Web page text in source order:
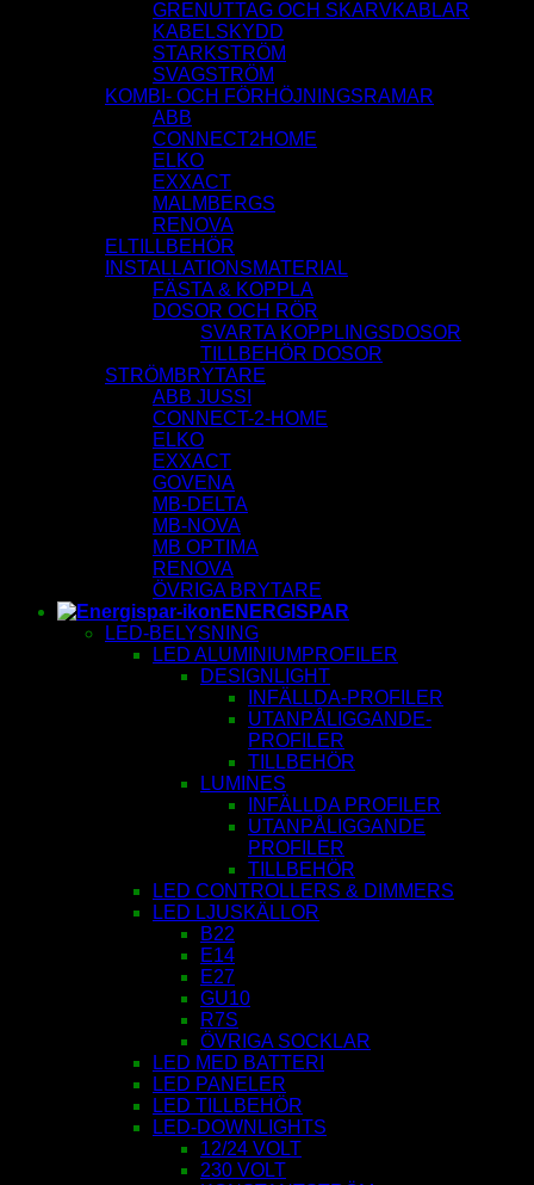
GRENUTTAG OCH SKARVKABLAR
KABELSKYDD
STARKSTRÖM
SVAGSTRÖM
KOMBI- OCH FÖRHÖJNINGSRAMAR
ABB
CONNECT2HOME
ELKO
EXXACT
MALMBERGS
RENOVA
ELTILLBEHÖR
INSTALLATIONSMATERIAL
FÄSTA & KOPPLA
DOSOR OCH RÖR
SVARTA KOPPLINGSDOSOR
TILLBEHÖR DOSOR
STRÖMBRYTARE
ABB JUSSI
CONNECT-2-HOME
ELKO
EXXACT
GOVENA
MB-DELTA
MB-NOVA
MB OPTIMA
RENOVA
ÖVRIGA BRYTARE
ENERGISPAR
LED-BELYSNING
LED ALUMINIUMPROFILER
DESIGNLIGHT
INFÄLLDA-PROFILER
UTANPÅLIGGANDE-
PROFILER
TILLBEHÖR
LUMINES
INFÄLLDA PROFILER
UTANPÅLIGGANDE
PROFILER
TILLBEHÖR
LED CONTROLLERS & DIMMERS
LED LJUSKÄLLOR
B22
E14
E27
GU10
R7S
ÖVRIGA SOCKLAR
LED MED BATTERI
LED PANELER
LED TILLBEHÖR
LED-DOWNLIGHTS
12/24 VOLT
230 VOLT